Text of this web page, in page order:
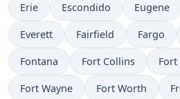
Erie Escondido Eugene
Everett Fairfield Fargo
Fontana Fort Collins
Fort Wayne Fort Worth